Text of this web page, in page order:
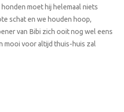
moet hij helemaal niets
schat en we houden hoop,
van Bibi zich ooit nog wel eens
mooi voor altijd thuis-huis zal